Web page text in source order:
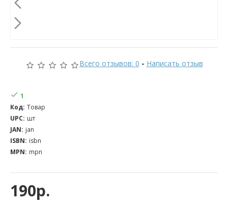
Всего отзывов: 0 - Написать отзыв
190р.
1
Код: Товар
UPC: шт
JAN: jan
ISBN: isbn
MPN: mpn